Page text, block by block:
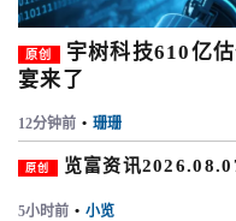
原创
宇树科技610亿
宴来了
12分钟前 • 珊珊
原创 览富资讯
5小时前 • 小览